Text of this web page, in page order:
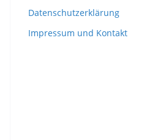
r
e
Datenschutzerklärung
Impressum und Kontakt